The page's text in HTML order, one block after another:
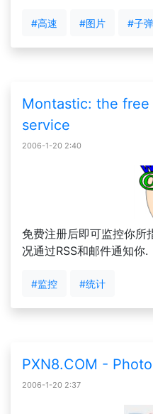
#高速 #图片 #子弹
Montastic: the
service
2006-1-20 2:40
免费注册后即可监控你所
况通过RSS和邮件通知你.
#监控 #统计
PXN8.COM -
2006-1-20 2:37